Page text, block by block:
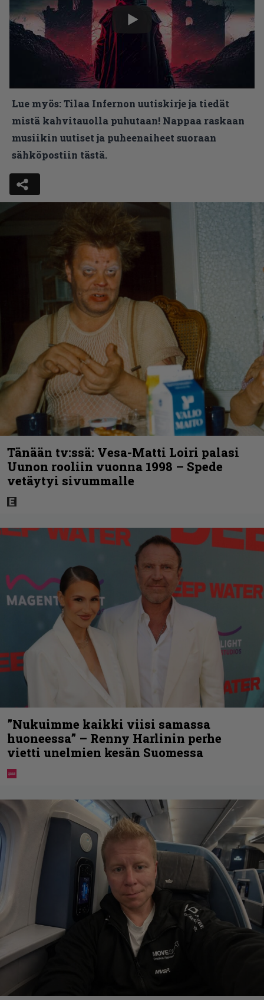
Lue myös:Tilaa Infernon uutiskirje ja tiedät
mistä kahvitauolla puhutaan! Nappaa raskaan
musiikin uutiset ja puheenaiheet suoraan
sähköpostiin tästä.
Tänään tv:ssä: Vesa-Matti Loiri palasi
Uunon rooliin vuonna 1998 – Spede
vetäytyi sivummalle
”Nukuimme kaikki viisi samassa
huoneessa” – Renny Harlinin perhe
vietti unelmien kesän Suomessa